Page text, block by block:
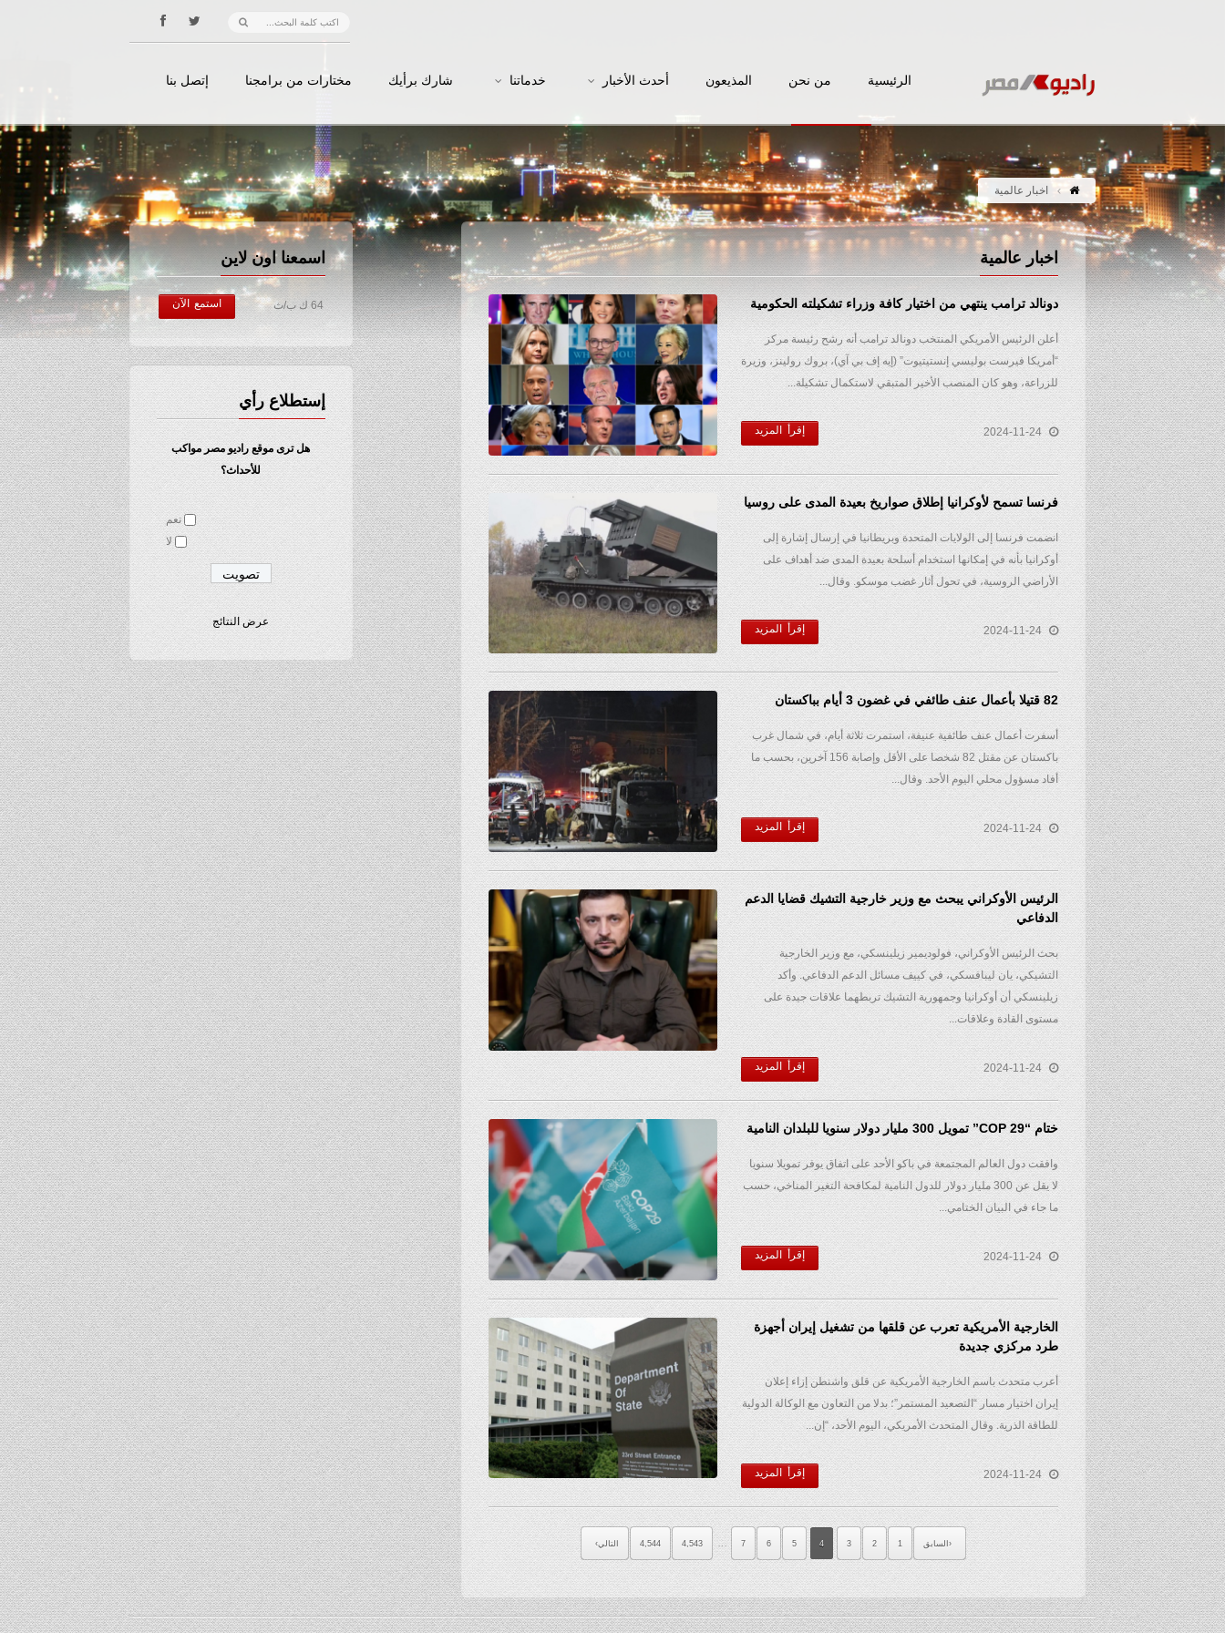
الرئيسية من نحن المذيعون أحدث الأخبار خدماتنا شارك برأيك مختارات من برامجنا إتصل بنا
اخبار عالمية
اسمعنا اون لاين
64 ك ب/ث استمع الآن
إستطلاع رأي
هل ترى موقع راديو مصر مواكب
للأحداث؟
نعم
لا
عرض النتائج
اخبار عالمية
دونالد ترامب ينتهي من اختيار كافة وزراء تشكيلته الحكومية
أعلن الرئيس الأمريكي المنتخب دونالد ترامب أنه رشح رئيسة مركز
“أمريكا فيرست بوليسي إنستيتيوت” (إيه إف بي آي)، بروك رولينز، وزيرة
للزراعة، وهو كان المنصب الأخير المتبقي لاستكمال تشكيلة...
2024-11-24 إقرأ المزيد
فرنسا تسمح لأوكرانيا إطلاق صواريخ بعيدة المدى على روسيا
انضمت فرنسا إلى الولايات المتحدة وبريطانيا في إرسال إشارة إلى
أوكرانيا بأنه في إمكانها استخدام أسلحة بعيدة المدى ضد أهداف على
الأراضي الروسية، في تحول أثار غضب موسكو. وقال...
2024-11-24 إقرأ المزيد
82 قتيلا بأعمال عنف طائفي في غضون 3 أيام بباكستان
أسفرت أعمال عنف طائفية عنيفة، استمرت ثلاثة أيام، في شمال غرب
باكستان عن مقتل 82 شخصا على الأقل وإصابة 156 آخرين، بحسب ما
أفاد مسؤول محلي اليوم الأحد. وقال...
2024-11-24 إقرأ المزيد
الرئيس الأوكراني يبحث مع وزير خارجية التشيك قضايا الدعم
الدفاعي
بحث الرئيس الأوكراني، فولوديمير زيلينسكي، مع وزير الخارجية
التشيكي، يان ليبافسكي، في كييف مسائل الدعم الدفاعي. وأكد
زيلينسكي أن أوكرانيا وجمهورية التشيك تربطهما علاقات جيدة على
مستوى القادة وعلاقات...
2024-11-24 إقرأ المزيد
ختام “COP 29” تمويل 300 مليار دولار سنويا للبلدان النامية
وافقت دول العالم المجتمعة في باكو الأحد على اتفاق يوفر تمويلا سنويا
لا يقل عن 300 مليار دولار للدول النامية لمكافحة التغير المناخي، حسب
ما جاء في البيان الختامي...
2024-11-24 إقرأ المزيد
الخارجية الأمريكية تعرب عن قلقها من تشغيل إيران أجهزة
طرد مركزي جديدة
أعرب متحدث باسم الخارجية الأمريكية عن قلق واشنطن إزاء إعلان
إيران اختيار مسار “التصعيد المستمر”؛ بدلا من التعاون مع الوكالة الدولية
للطاقة الذرية. وقال المتحدث الأمريكي، اليوم الأحد، “إن...
2024-11-24 إقرأ المزيد
السابق 1
2
3
4
5
6
7
…
4,543
4,544 التالي